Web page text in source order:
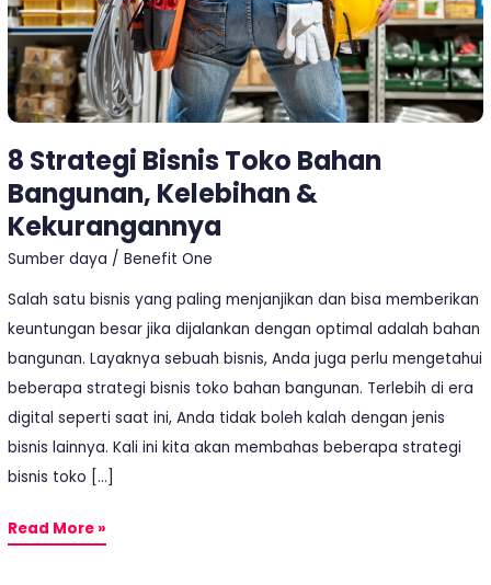
8 Strategi Bisnis Toko Bahan
Bangunan, Kelebihan &
Kekurangannya
Sumber daya /Benefit One
Salah satu bisnis yang paling menjanjikan dan bisa memberikan
keuntungan besar jika dijalankan dengan optimal adalah bahan
bangunan. Layaknya sebuah bisnis, Anda juga perlu mengetahui
beberapa strategi bisnis toko bahan bangunan. Terlebih di era
digital seperti saat ini, Anda tidak boleh kalah dengan jenis
bisnis lainnya. Kali ini kita akan membahas beberapa strategi
bisnis toko […]
Bangunan,
Kelebihan
&
Kekurangannya
Read More »